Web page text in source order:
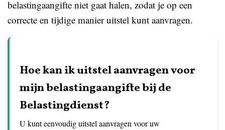
belastingaangifte niet gaat halen, zodat je op een
correcte en tijdige manier uitstel kunt aanvragen.
Hoe kan ik uitstel aanvragen voor
mijn belastingaangifte bij de
Belastingdienst?
U kunt eenvoudig uitstel aanvragen voor uw